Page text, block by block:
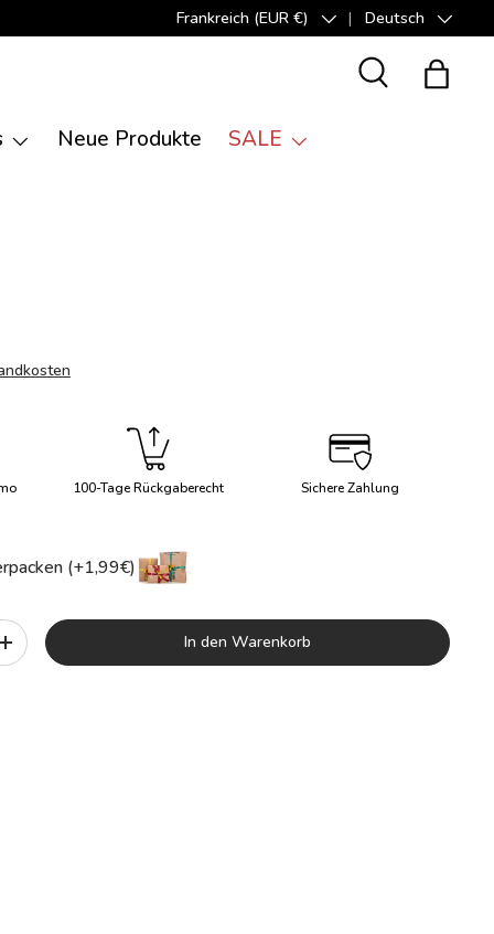
Land/Region
Frankreich (EUR €) SpracheDeutsch
Suche
Neue Produkte SALE
100-Tage Rückgaberecht Sichere Zahlung
(+1,99€)
+ In den Warenkorb